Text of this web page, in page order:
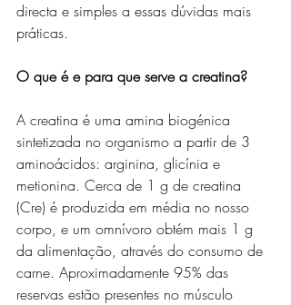
directa e simples a essas dúvidas mais
práticas.
O que é e para que serve a creatina?
A creatina é uma amina biogénica
sintetizada no organismo a partir de 3
aminoácidos: arginina, glicínia e
metionina. Cerca de 1 g de creatina
(Cre) é produzida em média no nosso
corpo, e um omnívoro obtém mais 1 g
da alimentação, através do consumo de
carne. Aproximadamente 95% das
reservas estão presentes no músculo